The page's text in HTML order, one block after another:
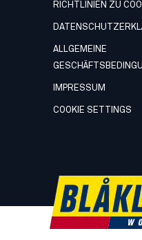
RICHTLINIEN ZU
ALLGEMEINE
IMPRESSUM
COOKIE SETTINGS